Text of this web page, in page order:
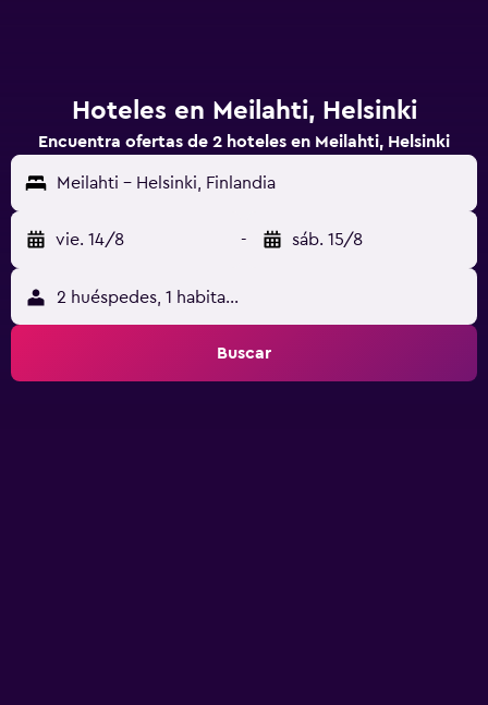
Hoteles en Meilahti, Helsinki
Encuentra ofertas de 2 hoteles en Meilahti, Helsinki
Meilahti - Helsinki, Finlandia
vie. 14/8 - sáb. 15/8
2 huéspedes, 1 habitación
Buscar